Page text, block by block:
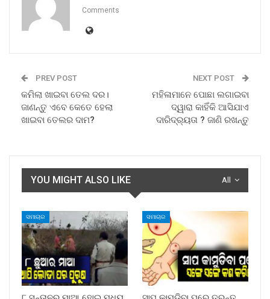
Comments
PREV POST
କମିଲା ଖାଇବା ତେଲ ଦର।
ଜାଣନ୍ତୁ ଏବେ କେତେ ହେଲା
ଖାଇବା ତେଲର ଦାମ?
NEXT POST
ମହିଳାମାନେ ପୋଛା ଲଗାଇବା
ଦ୍ୱାରା କାହିଁକି ଆସିଯାଏ
ଦାରିଦ୍ର୍ୟତା ? ଜାଣି ରଖନ୍ତୁ
All
YOU MIGHT ALSO LIKE
ସମାଚାର ସମାଚାର